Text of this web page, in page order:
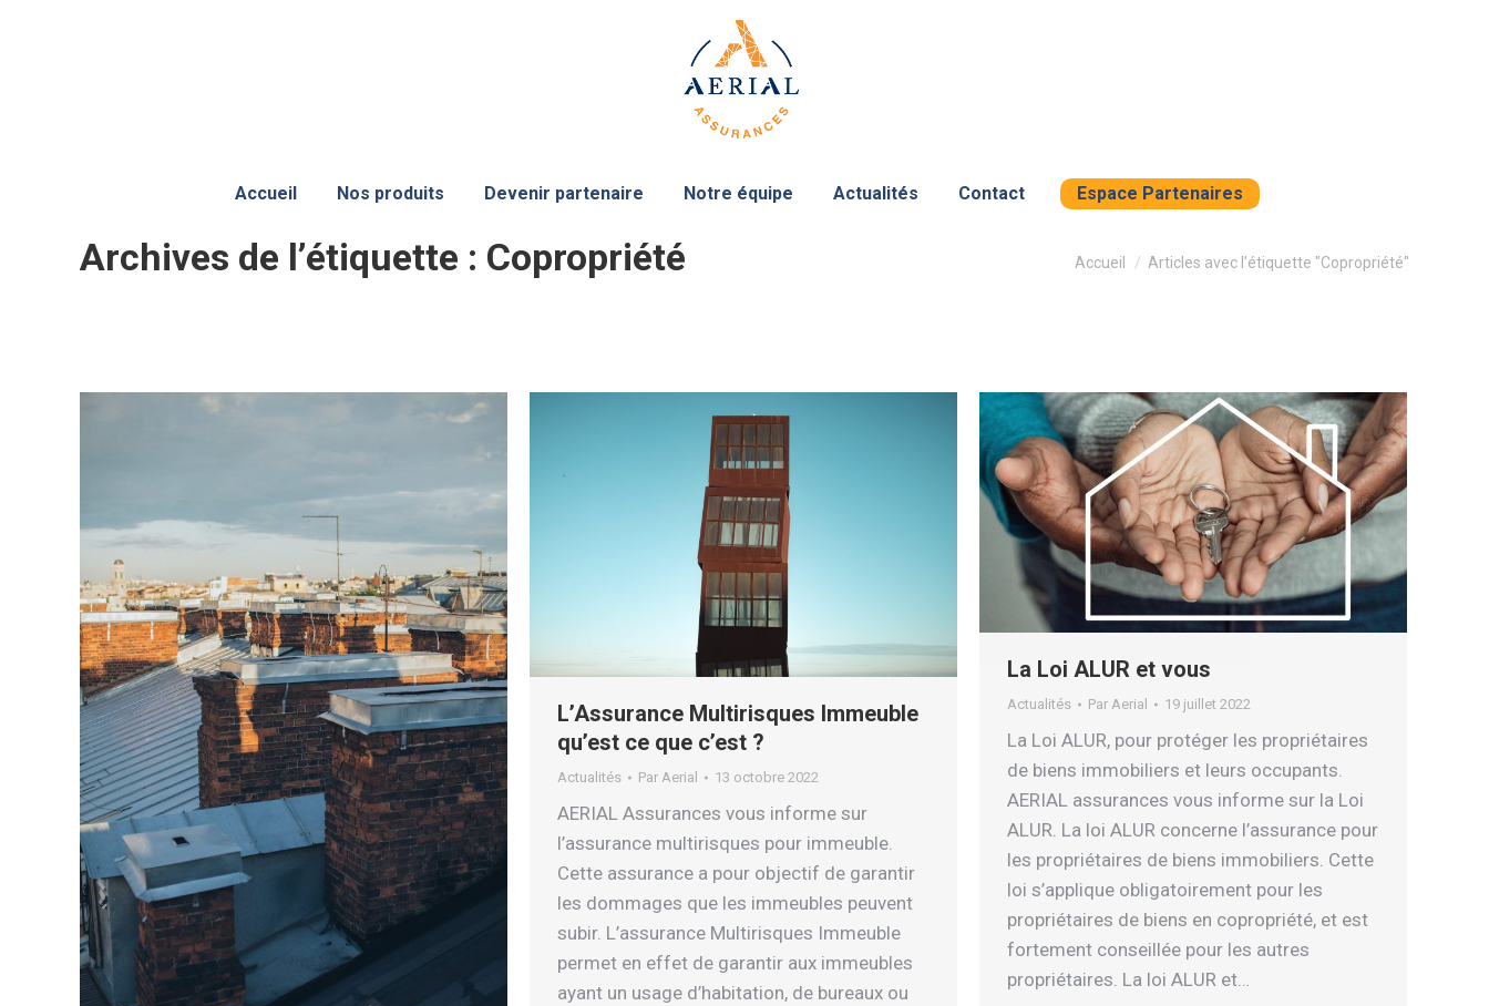
Accueil Nos produits Devenir partenaire Notre équipe Actualités Contact Espace Partenaires
Archives de l’étiquette : Copropriété Vous êtes ici :
Accueil Articles avec l’étiquette "Copropriété"
L’Assurance Multirisques Immeuble
qu’est ce que c’est ?
Actualités Par Aerial 13 octobre 2022
AERIAL Assurances vous informe sur
l’assurance multirisques pour immeuble.
Cette assurance a pour objectif de garantir
les dommages que les immeubles peuvent
subir. L’assurance Multirisques Immeuble
permet en effet de garantir aux immeubles
ayant un usage d’habitation, de bureaux ou
La Loi ALUR et vous
Actualités Par Aerial 19 juillet 2022
La Loi ALUR, pour protéger les propriétaires
de biens immobiliers et leurs occupants.
AERIAL assurances vous informe sur la Loi
ALUR. La loi ALUR concerne l’assurance pour
les propriétaires de biens immobiliers. Cette
loi s’applique obligatoirement pour les
propriétaires de biens en copropriété, et est
fortement conseillée pour les autres
propriétaires. La loi ALUR et…